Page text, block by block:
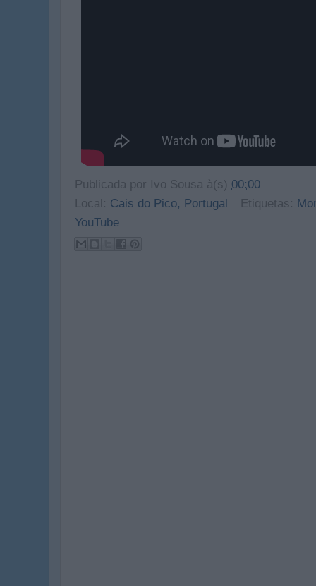
Publicada por Ivo Sousa à(s) 00:00
Local: Cais do Pico, Portugal Etiquetas:
YouTube